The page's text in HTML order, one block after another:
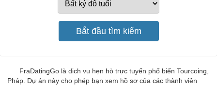
FraDatingGo là dịch vụ hẹn hò trực tuyến phổ biến Tourcoing,
Pháp. Dự án này cho phép bạn xem hồ sơ của các thành viên